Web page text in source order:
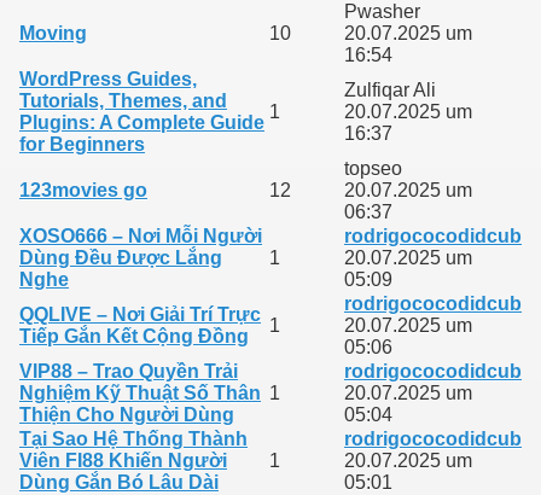
Moving 10
Pwasher
20.07.2025 um
16:54
WordPress Guides,
Tutorials, Themes, and
Plugins: A Complete Guide
for Beginners
1
Zulfiqar Ali
20.07.2025 um
16:37
123movies go 12
topseo
20.07.2025 um
06:37
XOSO666 – Nơi Mỗi Người
Dùng Đều Được Lắng
Nghe
1
rodrigococodidcub
20.07.2025 um
05:09
QQLIVE – Nơi Giải Trí Trực
Tiếp Gắn Kết Cộng Đồng
1
rodrigococodidcub
20.07.2025 um
05:06
VIP88 – Trao Quyền Trải
Nghiệm Kỹ Thuật Số Thân
Thiện Cho Người Dùng
1
rodrigococodidcub
20.07.2025 um
05:04
Tại Sao Hệ Thống Thành
Viên FI88 Khiến Người
Dùng Gắn Bó Lâu Dài
1
rodrigococodidcub
20.07.2025 um
05:01